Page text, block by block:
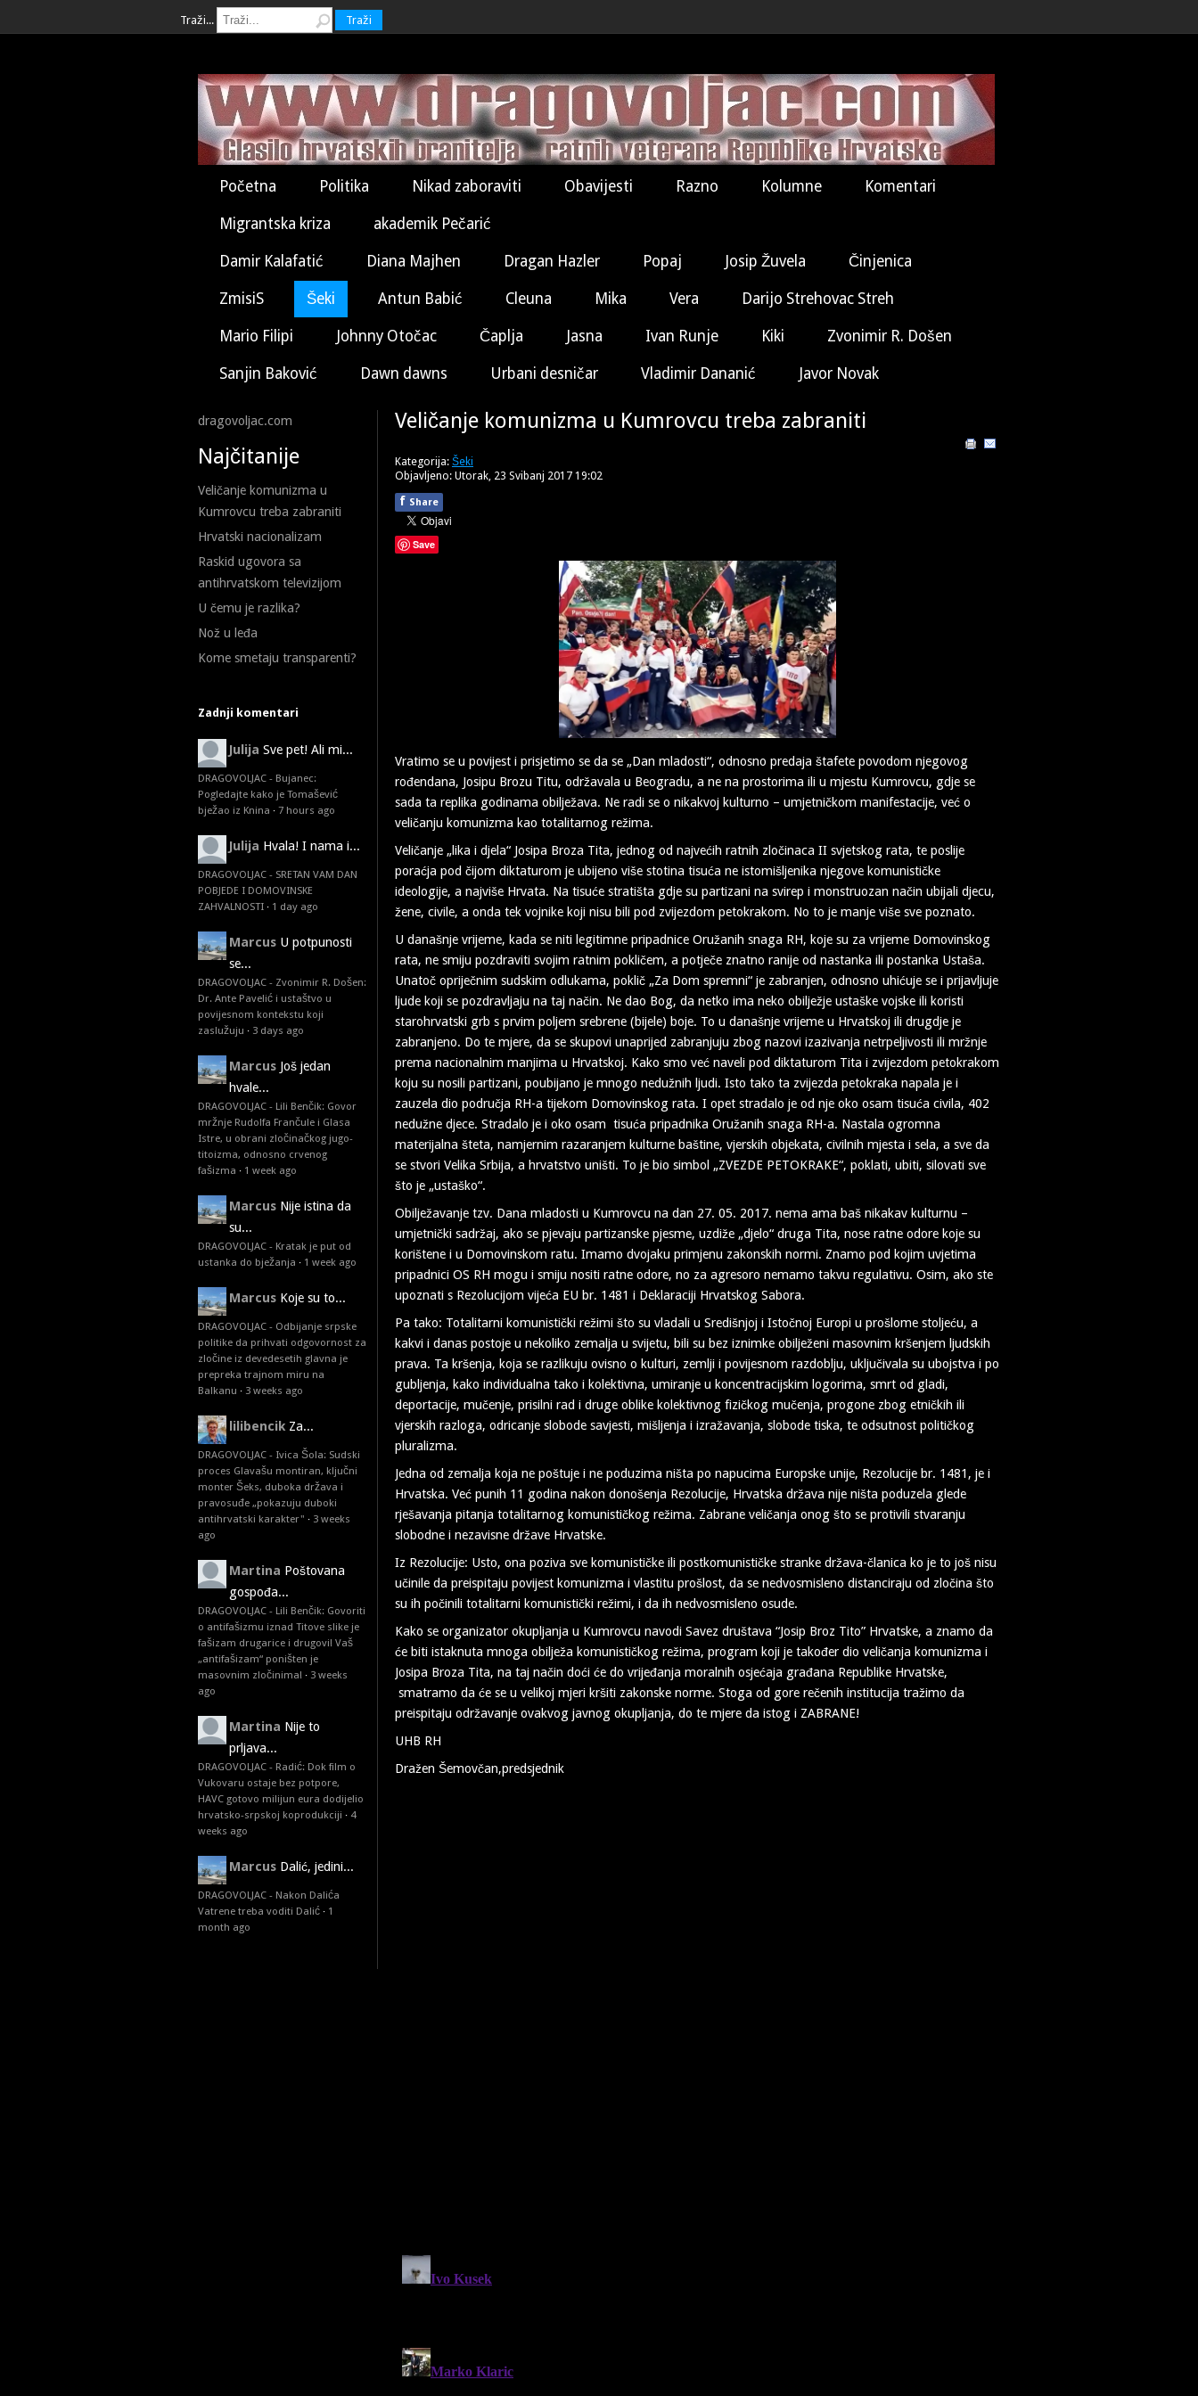
Traži... Traži
Početna Politika Nikad zaboraviti Obavijesti Razno Kolumne Komentari
Migrantska kriza akademik Pečarić
Damir Kalafatić Diana Majhen Dragan Hazler Popaj Josip Žuvela Činjenica
ZmisiS Šeki Antun Babić Cleuna Mika Vera Darijo Strehovac Streh
Mario Filipi Johnny Otočac Čaplja Jasna Ivan Runje Kiki Zvonimir R. Došen
Sanjin Baković Dawn dawns Urbani desničar Vladimir Dananić Javor Novak
dragovoljac.com
Najčitanije
Veličanje komunizma u
Kumrovcu treba zabraniti
Hrvatski nacionalizam
Raskid ugovora sa
antihrvatskom televizijom
U čemu je razlika?
Nož u leđa
Kome smetaju transparenti?
Zadnji komentari
Julija Sve pet! Ali mi...
DRAGOVOLJAC - Bujanec:
Pogledajte kako je Tomašević
bježao iz Knina · 7 hours ago
Julija Hvala! I nama i...
DRAGOVOLJAC - SRETAN VAM DAN
POBJEDE I DOMOVINSKE
ZAHVALNOSTI · 1 day ago
Marcus U potpunosti
se...
DRAGOVOLJAC - Zvonimir R. Došen:
Dr. Ante Pavelić i ustaštvo u
povijesnom kontekstu koji
zaslužuju · 3 days ago
Marcus Još jedan
hvale...
DRAGOVOLJAC - Lili Benčik: Govor
mržnje Rudolfa Frančule i Glasa
Istre, u obrani zločinačkog jugo-
titoizma, odnosno crvenog
fašizma · 1 week ago
Marcus Nije istina da
su...
DRAGOVOLJAC - Kratak je put od
ustanka do bježanja · 1 week ago
Marcus Koje su to...
DRAGOVOLJAC - Odbijanje srpske
politike da prihvati odgovornost za
zločine iz devedesetih glavna je
prepreka trajnom miru na
Balkanu · 3 weeks ago
lilibencik Za...
DRAGOVOLJAC - Ivica Šola: Sudski
proces Glavašu montiran, ključni
monter Šeks, duboka država i
pravosuđe „pokazuju duboki
antihrvatski karakter" · 3 weeks
ago
Martina Poštovana
gospođa...
DRAGOVOLJAC - Lili Benčik: Govoriti
o antifašizmu iznad Titove slike je
fašizam drugarice i drugovi! Vaš
„antifašizam“ poništen je
masovnim zločinima! · 3 weeks
ago
Martina Nije to
prljava...
DRAGOVOLJAC - Radić: Dok film o
Vukovaru ostaje bez potpore,
HAVC gotovo milijun eura dodijelio
hrvatsko-srpskoj koprodukciji · 4
weeks ago
Marcus Dalić, jedini...
DRAGOVOLJAC - Nakon Dalića
Vatrene treba voditi Dalić · 1
month ago
Veličanje komunizma u Kumrovcu treba zabraniti
Kategorija: Šeki
Objavljeno: Utorak, 23 Svibanj 2017 19:02
f Share
Save
Vratimo se u povijest i prisjetimo se da se „Dan mladosti“, odnosno predaja štafete povodom njegovog
rođendana, Josipu Brozu Titu, održavala u Beogradu, a ne na prostorima ili u mjestu Kumrovcu, gdje se
sada ta replika godinama obilježava. Ne radi se o nikakvoj kulturno – umjetničkom manifestacije, već o
veličanju komunizma kao totalitarnog režima.
Veličanje „lika i djela“ Josipa Broza Tita, jednog od najvećih ratnih zločinaca II svjetskog rata, te poslije
poraćja pod čijom diktaturom je ubijeno više stotina tisuća ne istomišljenika njegove komunističke
ideologije, a najviše Hrvata. Na tisuće stratišta gdje su partizani na svirep i monstruozan način ubijali djecu,
žene, civile, a onda tek vojnike koji nisu bili pod zvijezdom petokrakom. No to je manje više sve poznato.
U današnje vrijeme, kada se niti legitimne pripadnice Oružanih snaga RH, koje su za vrijeme Domovinskog
rata, ne smiju pozdraviti svojim ratnim pokličem, a potječe znatno ranije od nastanka ili postanka Ustaša.
Unatoč opriječnim sudskim odlukama, poklič „Za Dom spremni“ je zabranjen, odnosno uhićuje se i prijavljuje
ljude koji se pozdravljaju na taj način. Ne dao Bog, da netko ima neko obilježje ustaške vojske ili koristi
starohrvatski grb s prvim poljem srebrene (bijele) boje. To u današnje vrijeme u Hrvatskoj ili drugdje je
zabranjeno. Do te mjere, da se skupovi unaprijed zabranjuju zbog nazovi izazivanja netrpeljivosti ili mržnje
prema nacionalnim manjima u Hrvatskoj. Kako smo već naveli pod diktaturom Tita i zvijezdom petokrakom
koju su nosili partizani, poubijano je mnogo nedužnih ljudi. Isto tako ta zvijezda petokraka napala je i
zauzela dio područja RH-a tijekom Domovinskog rata. I opet stradalo je od nje oko osam tisuća civila, 402
nedužne djece. Stradalo je i oko osam tisuća pripadnika Oružanih snaga RH-a. Nastala ogromna
materijalna šteta, namjernim razaranjem kulturne baštine, vjerskih objekata, civilnih mjesta i sela, a sve da
se stvori Velika Srbija, a hrvatstvo uništi. To je bio simbol „ZVEZDE PETOKRAKE“, poklati, ubiti, silovati sve
što je „ustaško“.
Obilježavanje tzv. Dana mladosti u Kumrovcu na dan 27. 05. 2017. nema ama baš nikakav kulturnu –
umjetnički sadržaj, ako se pjevaju partizanske pjesme, uzdiže „djelo“ druga Tita, nose ratne odore koje su
korištene i u Domovinskom ratu. Imamo dvojaku primjenu zakonskih normi. Znamo pod kojim uvjetima
pripadnici OS RH mogu i smiju nositi ratne odore, no za agresoro nemamo takvu regulativu. Osim, ako ste
upoznati s Rezolucijom vijeća EU br. 1481 i Deklaraciji Hrvatskog Sabora.
Pa tako: Totalitarni komunistički režimi što su vladali u Središnjoj i Istočnoj Europi u prošlome stoljeću, a
kakvi i danas postoje u nekoliko zemalja u svijetu, bili su bez iznimke obilježeni masovnim kršenjem ljudskih
prava. Ta kršenja, koja se razlikuju ovisno o kulturi, zemlji i povijesnom razdoblju, uključivala su ubojstva i po
gubljenja, kako individualna tako i kolektivna, umiranje u koncentracijskim logorima, smrt od gladi,
deportacije, mučenje, prisilni rad i druge oblike kolektivnog fizičkog mučenja, progone zbog etničkih ili
vjerskih razloga, odricanje slobode savjesti, mišljenja i izražavanja, slobode tiska, te odsutnost političkog
pluralizma.
Jedna od zemalja koja ne poštuje i ne poduzima ništa po napucima Europske unije, Rezolucije br. 1481, je i
Hrvatska. Već punih 11 godina nakon donošenja Rezolucije, Hrvatska država nije ništa poduzela glede
rješavanja pitanja totalitarnog komunističkog režima. Zabrane veličanja onog što se protivili stvaranju
slobodne i nezavisne države Hrvatske.
Iz Rezolucije: Usto, ona poziva sve komunističke ili postkomunističke stranke država-članica ko je to još nisu
učinile da preispitaju povijest komunizma i vlastitu prošlost, da se nedvosmisleno distanciraju od zločina što
su ih počinili totalitarni komunistički režimi, i da ih nedvosmisleno osude.
Kako se organizator okupljanja u Kumrovcu navodi Savez društava “Josip Broz Tito” Hrvatske, a znamo da
će biti istaknuta mnoga obilježa komunističkog režima, program koji je također dio veličanja komunizma i
Josipa Broza Tita, na taj način doći će do vrijeđanja moralnih osjećaja građana Republike Hrvatske,
smatramo da će se u velikoj mjeri kršiti zakonske norme. Stoga od gore rečenih institucija tražimo da
preispitaju održavanje ovakvog javnog okupljanja, do te mjere da istog i ZABRANE!
UHB RH
Dražen Šemovčan,predsjednik